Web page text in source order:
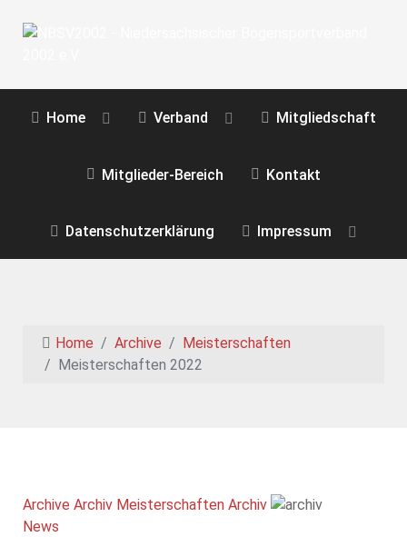
Home Verband Mitgliedschaft
Mitglieder-Bereich Kontakt
Datenschutzerklärung Impressum
Home Archive
Meisterschaften
Meisterschaften 2022
Archive Archiv Meisterschaften Archiv
News